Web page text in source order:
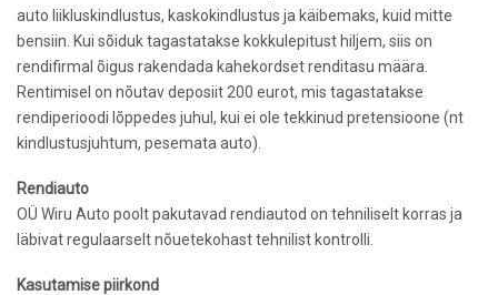
auto liikluskindlustus, kaskokindlustus ja käibemaks, kuid mitte
bensiin. Kui sõiduk tagastatakse kokkulepitust hiljem, siis o­n
rendifirmal õigus rakendada kahekordset renditasu määra.
Rentimisel o­n nõutav deposiit 200 eurot, mis tagastatakse
rendiperioodi lõppedes juhul, kui ei ole tekkinud pretensioone (nt
kindlustusjuhtum, pesemata auto).
Rendiauto
OÜ Wiru Auto poolt pakutavad rendiautod o­n tehniliselt korras ja
läbivat regulaarselt nõuetekohast tehnilist kontrolli.
Kasutamise piirkond